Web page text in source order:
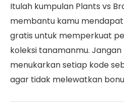
Itulah kumpulan Plants vs
membantu kamu
gratis untuk memperkuat
koleksi tanamanmu.
menukarkan setiap kode
agar tidak melewatkan